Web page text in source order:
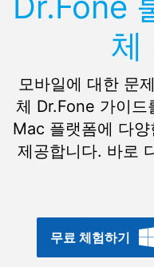
뉴스룸
도움말 센터
데스크탑
온라인
더 보기
탐색 및 발견
닥터폰 하이라이트 살펴보기
사용 방법은 무엇입니까?
고객 지원 센터
다운로드 센터
공식 설치 파일 및 최신 버전
합니다.
리소스 허브
3,000개 이상의 사용 가이드
신 모바일 소식을 확인하세
🔓️온라인 잠금 해제
iOS26 다운그레이드
검색하기
체
모바일에 대한 문
체 Dr.Fone 가이
Mac 플랫폼에 다
제공합니다. 바로
무료 체험하기